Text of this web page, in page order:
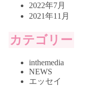
2022年7月
2021年11月
カテゴリー
inthemedia
NEWS
エッセイ